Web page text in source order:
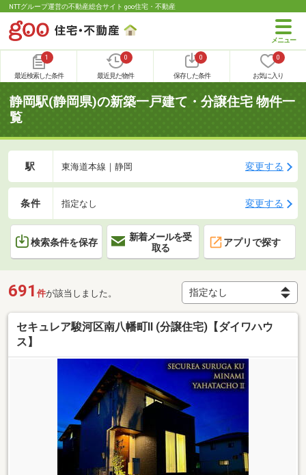
NTTグループ運営の不動産総合サイト goo住宅・不動産
1
最近検索した条件
0
最近見た物件
0
保存した条件
0
お気に入り
静岡駅(静岡県)の新築一戸建て・分譲住宅 物件一
覧
駅 東海道本線｜静岡 変更する
条件 指定なし 変更する
検索条件を保存
新着メールを受
取る
アプリで探す
691 件が該当しました。
セキュレア駿河区南八幡町II (分譲住宅)【ダイワハウ
ス】